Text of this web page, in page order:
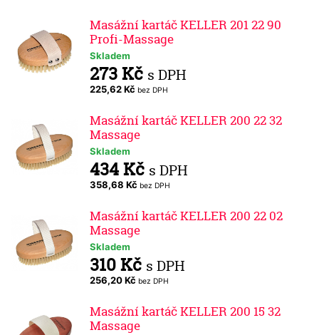
Masážní kartáč KELLER 201 22 90
Profi-Massage
Skladem
273 Kč s DPH
225,62 Kč bez DPH
Masážní kartáč KELLER 200 22 32
Massage
Skladem
434 Kč s DPH
358,68 Kč bez DPH
Masážní kartáč KELLER 200 22 02
Massage
Skladem
310 Kč s DPH
256,20 Kč bez DPH
Masážní kartáč KELLER 200 15 32
Massage